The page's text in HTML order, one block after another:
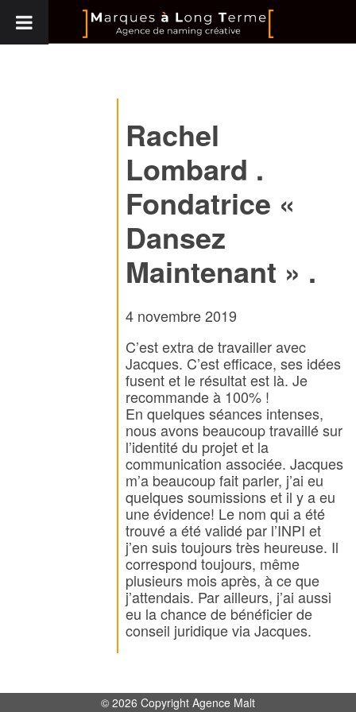
Rachel
Lombard .
Fondatrice «
Dansez
Maintenant » .
4 novembre 2019
C’est extra de travailler avec
Jacques. C’est efficace, ses idées
fusent et le résultat est là. Je
recommande à 100% !
En quelques séances intenses,
nous avons beaucoup travaillé sur
l’identité du projet et la
communication associée. Jacques
m’a beaucoup fait parler, j’ai eu
quelques soumissions et il y a eu
une évidence! Le nom qui a été
trouvé a été validé par l’INPI et
j’en suis toujours très heureuse. Il
correspond toujours, même
plusieurs mois après, à ce que
j’attendais. Par ailleurs, j’ai aussi
eu la chance de bénéficier de
conseil juridique via Jacques.
© 2026 Copyright Agence Malt